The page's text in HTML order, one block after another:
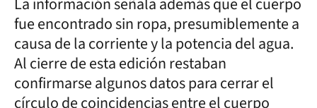
fue encontrado sin ropa, presumiblemente a
causa de la corriente y la potencia del agua.
Al cierre de esta edición restaban
confirmarse algunos datos para cerrar el
círculo de coincidencias entre el cuerpo